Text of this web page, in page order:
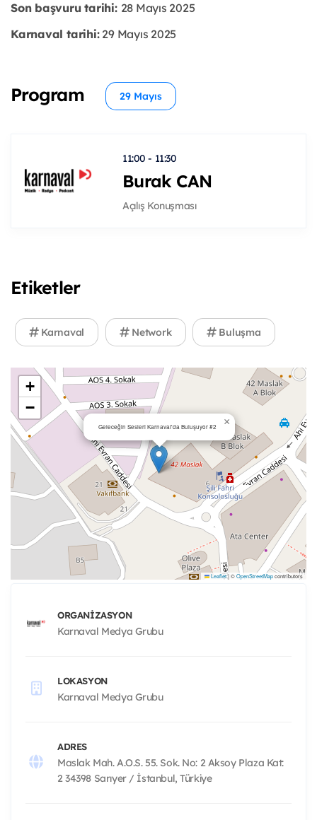
Son başvuru tarihi: 28 Mayıs 2025
Karnaval tarihi:29 Mayıs 2025
Program 29 Mayıs
11:00 - 11:30
Burak CAN
Açılış Konuşması
Etiketler
Karnaval Network Buluşma
Geleceğin Sesleri Karnaval'da Buluşuyor #2 ×
+
−
Leaflet|©OpenStreetMapcontributors
ORGANIZASYON
Karnaval Medya Grubu
LOKASYON
Karnaval Medya Grubu
ADRES
Maslak Mah. A.O.S. 55. Sok. No: 2 Aksoy Plaza Kat:
2 34398 Sarıyer / İstanbul, Türkiye